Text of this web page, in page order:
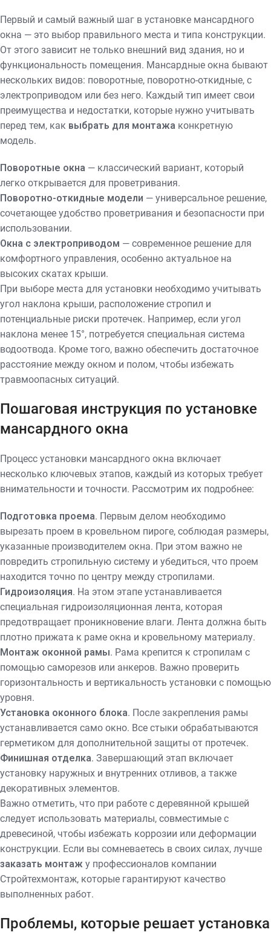
Первый и самый важный шаг в установке мансардного
окна — это выбор правильного места и типа конструкции.
От этого зависит не только внешний вид здания, но и
функциональность помещения. Мансардные окна бывают
нескольких видов: поворотные, поворотно-откидные, с
электроприводом или без него. Каждый тип имеет свои
преимущества и недостатки, которые нужно учитывать
перед тем, как выбрать для монтажа конкретную
модель.
Поворотные окна — классический вариант, который
легко открывается для проветривания.
Поворотно-откидные модели — универсальное решение,
сочетающее удобство проветривания и безопасности при
использовании.
Окна с электроприводом — современное решение для
комфортного управления, особенно актуальное на
высоких скатах крыши.
При выборе места для установки необходимо учитывать
угол наклона крыши, расположение стропил и
потенциальные риски протечек. Например, если угол
наклона менее 15°, потребуется специальная система
водоотвода. Кроме того, важно обеспечить достаточное
расстояние между окном и полом, чтобы избежать
травмоопасных ситуаций.
Пошаговая инструкция по установке
мансардного окна
Процесс установки мансардного окна включает
несколько ключевых этапов, каждый из которых требует
внимательности и точности. Рассмотрим их подробнее:
Подготовка проема. Первым делом необходимо
вырезать проем в кровельном пироге, соблюдая размеры,
указанные производителем окна. При этом важно не
повредить стропильную систему и убедиться, что проем
находится точно по центру между стропилами.
Гидроизоляция. На этом этапе устанавливается
специальная гидроизоляционная лента, которая
предотвращает проникновение влаги. Лента должна быть
плотно прижата к раме окна и кровельному материалу.
Монтаж оконной рамы. Рама крепится к стропилам с
помощью саморезов или анкеров. Важно проверить
горизонтальность и вертикальность установки с помощью
уровня.
Установка оконного блока. После закрепления рамы
устанавливается само окно. Все стыки обрабатываются
герметиком для дополнительной защиты от протечек.
Финишная отделка. Завершающий этап включает
установку наружных и внутренних отливов, а также
декоративных элементов.
Важно отметить, что при работе с деревянной крышей
следует использовать материалы, совместимые с
древесиной, чтобы избежать коррозии или деформации
конструкции. Если вы сомневаетесь в своих силах, лучше
заказать монтаж у профессионалов компании
Стройтехмонтаж, которые гарантируют качество
выполненных работ.
Проблемы, которые решает установка